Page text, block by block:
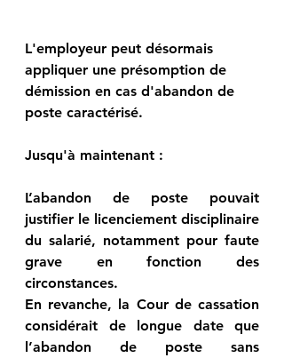
L'employeur peut désormais
appliquer une présomption de
démission en cas d'abandon de
poste caractérisé.
Jusqu'à maintenant :
L’abandon de poste pouvait
justifier le licenciement disciplinaire
du salarié, notamment pour faute
grave en fonction des
circonstances.
En revanche, la Cour de cassation
considérait de longue date que
l’abandon de poste sans